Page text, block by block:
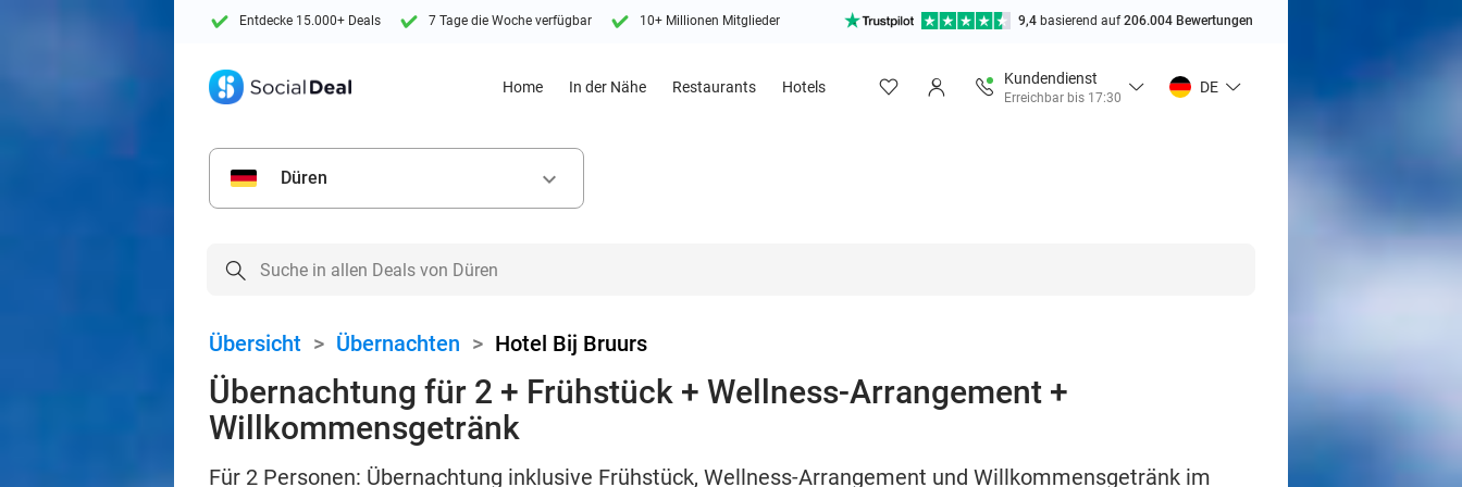
Entdecke 15.000+ Deals 7 Tage die Woche verfügbar 10+ Millionen Mitglieder 9,4 basierend auf206.004 Bewertungen
Home In der Nähe Restaurants Hotels
Kundendienst
Erreichbar bis 17:30
DE
Düren keyboard_arrow_down
Übersicht > Übernachten > Hotel Bij Bruurs
Übernachtung für 2 + Frühstück + Wellness-Arrangement +
Willkommensgetränk
Für 2 Personen: Übernachtung inklusive Frühstück, Wellness-Arrangement und Willkommensgetränk im